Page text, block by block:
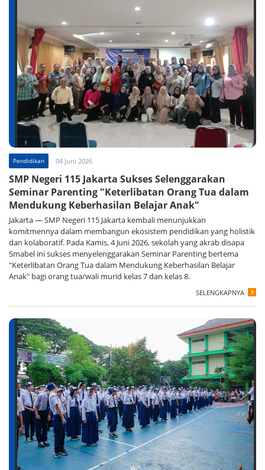
Pendidikan 04 Juni 2026
SMP Negeri 115 Jakarta Sukses Selenggarakan
Seminar Parenting "Keterlibatan Orang Tua dalam
Mendukung Keberhasilan Belajar Anak"
Jakarta — SMP Negeri 115 Jakarta kembali menunjukkan
komitmennya dalam membangun ekosistem pendidikan yang holistik
dan kolaboratif. Pada Kamis, 4 Juni 2026, sekolah yang akrab disapa
Smabel ini sukses menyelenggarakan Seminar Parenting bertema
"Keterlibatan Orang Tua dalam Mendukung Keberhasilan Belajar
Anak" bagi orang tua/wali murid kelas 7 dan kelas 8.
SELENGKAPNYA